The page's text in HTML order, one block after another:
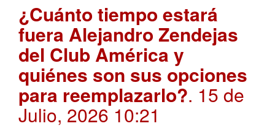
¿Cuánto tiempo estará
fuera Alejandro Zendejas
del Club América y
quiénes son sus opciones
para reemplazarlo?. 15 de
Julio, 2026 10:21